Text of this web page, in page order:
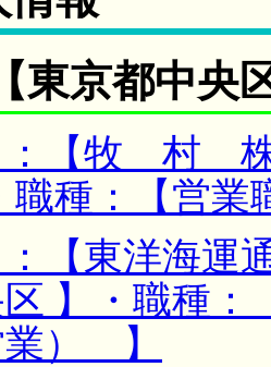
東京都中央
：【牧 村 株
職種：【営
【東洋海運
】・職種：
） 】